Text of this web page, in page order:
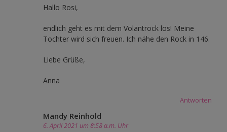
Hallo Rosi,
endlich geht es mit dem Volantrock los! Meine
Tochter wird sich freuen. Ich nähe den Rock in 146.
Liebe Grüße,
Anna
Antworten
Mandy Reinhold
6. April 2021 um 8:58 a.m. Uhr